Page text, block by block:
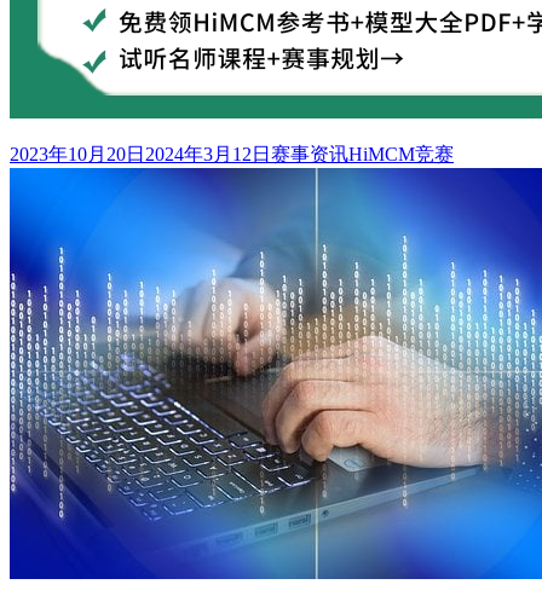
发
2023年10月20日 2024年3月12日 分
赛事资讯标
HiMCM竞赛